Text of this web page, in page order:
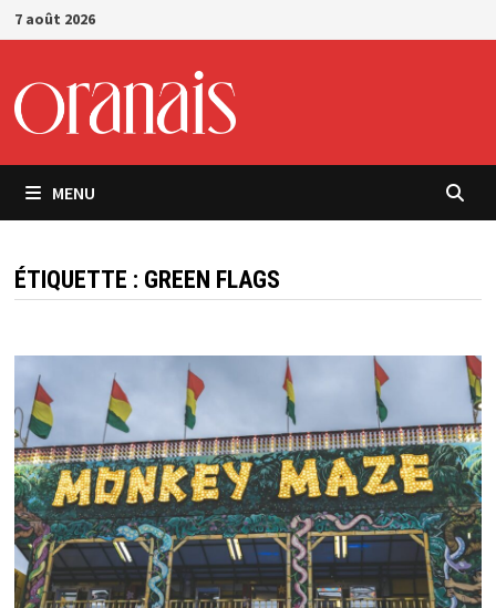
Passer
au
7 août 2026
MENU
ÉTIQUETTE : GREEN FLAGS